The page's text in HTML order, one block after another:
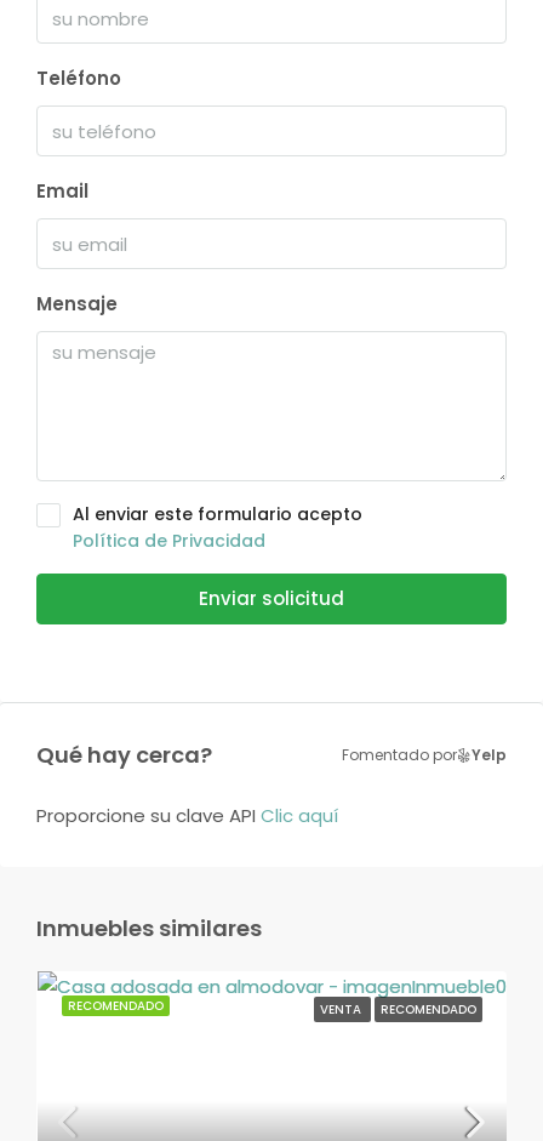
Teléfono
Email
Mensaje
Al enviar este formulario acepto
Política de Privacidad
Enviar solicitud
Qué hay cerca? Fomentado por Yelp
Proporcione su clave API Clic aquí
Inmuebles similares
RECOMENDADO VENTA RECOMENDADO